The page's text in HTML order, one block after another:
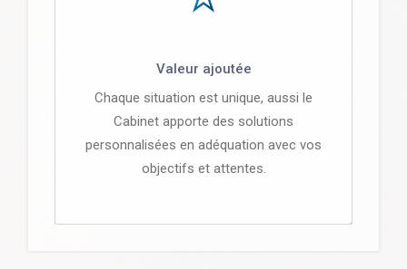
Valeur ajoutée
Chaque situation est unique, aussi le
Cabinet apporte des solutions
personnalisées en adéquation avec vos
objectifs et attentes.